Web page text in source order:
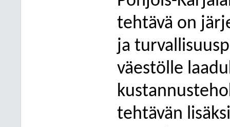
tehtävä on
ja
väestölle
tehtävän